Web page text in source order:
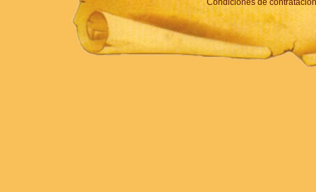
Condiciones de contratación